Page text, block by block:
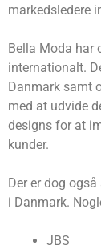
markedsledere
Bella Moda har
internationalt.
Danmark samt
med at udvide
designs for at
kunder.
Der er dog
i Danmark.
JBS